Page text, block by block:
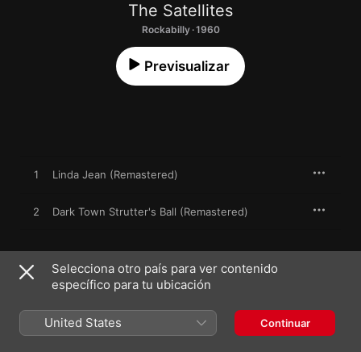
The Satellites
Rockabilly · 1960
Previsualizar
1 Linda Jean (Remastered)
2 Dark Town Strutter's Ball (Remastered)
12 de enero de 1960
2 canciones, 4 minutos
Selecciona otro país para ver contenido
específico para tu ubicación
United States Continuar